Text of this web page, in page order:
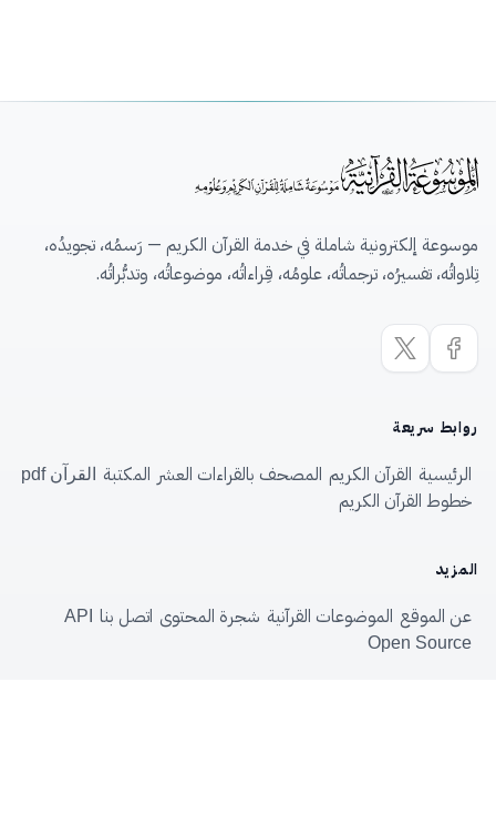
موسوعة إلكترونية شاملة في خدمة القرآن الكريم — رَسمُه، تجويدُه،
تِلاواتُه، تفسيرُه، ترجماتُه، علومُه، قِراءاتُه، موضوعاتُه، وتدبُّراتُه.
روابط سريعة
الرئيسية القرآن الكريم المصحف بالقراءات العشر المكتبة القرآن pdf
خطوط القرآن الكريم
المزيد
عن الموقع الموضوعات القرآنية شجرة المحتوى اتصل بنا
API
Open Source